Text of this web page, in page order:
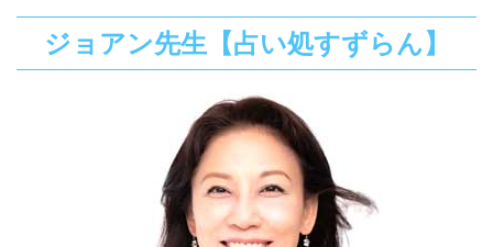
ジョアン先生【占い処すずらん】